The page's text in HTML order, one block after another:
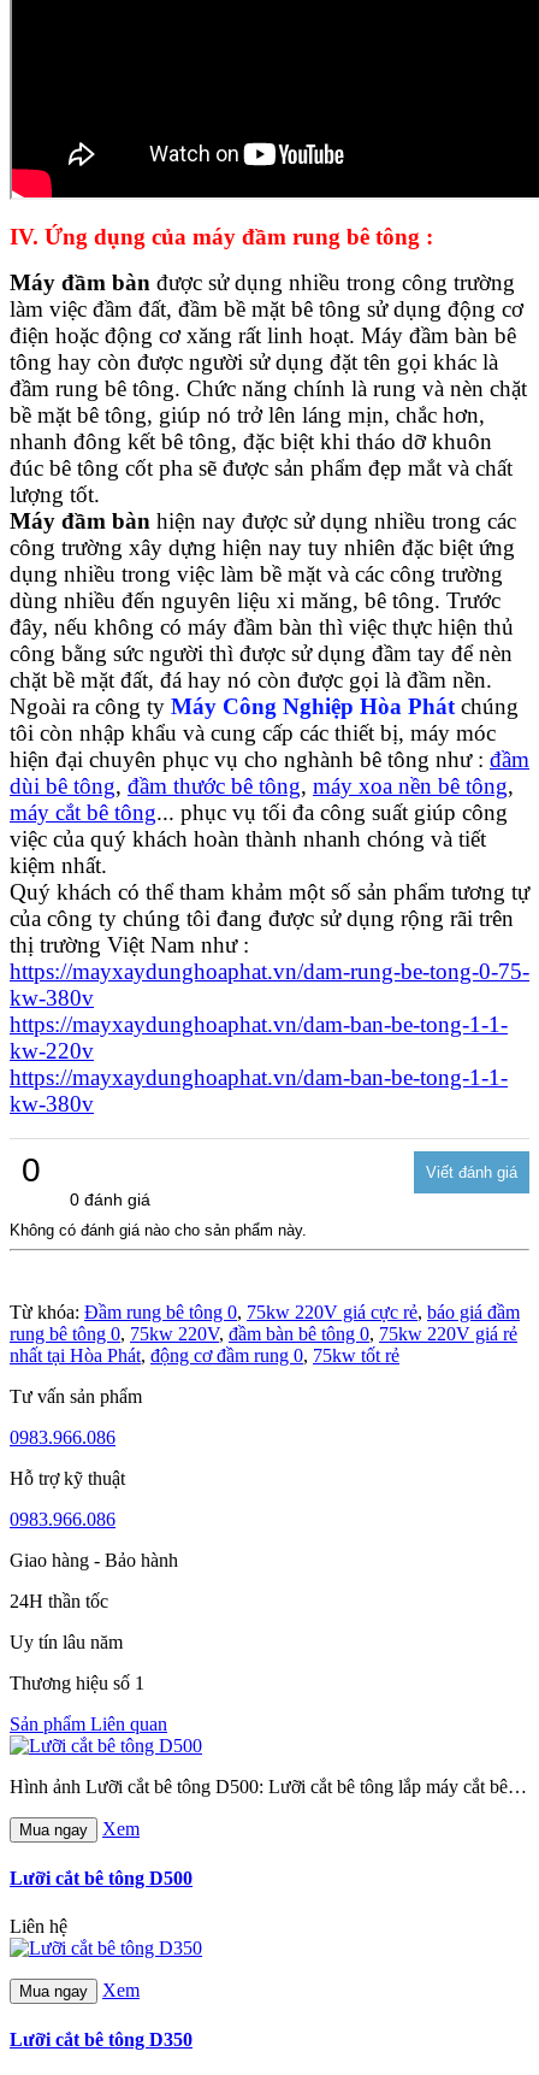
IV. Ứng dụng của máy đầm rung bê tông :
Máy đầm bàn được sử dụng nhiều trong công trường
làm việc đầm đất, đầm bề mặt bê tông sử dụng động cơ
điện hoặc động cơ xăng rất linh hoạt. Máy đầm bàn bê
tông hay còn được người sử dụng đặt tên gọi khác là
đầm rung bê tông. Chức năng chính là rung và nèn chặt
bề mặt bê tông, giúp nó trở lên láng mịn, chắc hơn,
nhanh đông kết bê tông, đặc biệt khi tháo dỡ khuôn
đúc bê tông cốt pha sẽ được sản phẩm đẹp mắt và chất
lượng tốt.
Máy đầm bàn hiện nay được sử dụng nhiều trong các
công trường xây dựng hiện nay tuy nhiên đặc biệt ứng
dụng nhiều trong việc làm bề mặt và các công trường
dùng nhiều đến nguyên liệu xi măng, bê tông. Trước
đây, nếu không có máy đầm bàn thì việc thực hiện thủ
công bằng sức người thì được sử dụng đầm tay để nèn
chặt bề mặt đất, đá hay nó còn được gọi là đầm nền.
Ngoài ra công ty Máy Công Nghiệp Hòa Phát chúng
tôi còn nhập khẩu và cung cấp các thiết bị, máy móc
hiện đại chuyên phục vụ cho nghành bê tông như : đầm
dùi bê tông, đầm thước bê tông, máy xoa nền bê tông,
máy cắt bê tông... phục vụ tối đa công suất giúp công
việc của quý khách hoàn thành nhanh chóng và tiết
kiệm nhất.
Quý khách có thể tham khảm một số sản phẩm tương tự
của công ty chúng tôi đang được sử dụng rộng rãi trên
thị trường Việt Nam như :
https://mayxaydunghoaphat.vn/dam-rung-be-tong-0-75-
kw-380v
https://mayxaydunghoaphat.vn/dam-ban-be-tong-1-1-
kw-220v
https://mayxaydunghoaphat.vn/dam-ban-be-tong-1-1-
kw-380v
0
0 đánh giá
Không có đánh giá nào cho sản phẩm này.
Từ khóa: Đầm rung bê tông 0, 75kw 220V giá cực rẻ, báo giá đầm
rung bê tông 0, 75kw 220V, đầm bàn bê tông 0, 75kw 220V giá rẻ
nhất tại Hòa Phát, động cơ đầm rung 0, 75kw tốt rẻ
Tư vấn sản phẩm
0983.966.086
Hỗ trợ kỹ thuật
0983.966.086
Giao hàng - Bảo hành
24H thần tốc
Uy tín lâu năm
Thương hiệu số 1
Sản phẩm Liên quan
Hình ảnh Lưỡi cắt bê tông D500: Lưỡi cắt bê tông lắp máy cắt bê…
Mua ngay Xem
Lưỡi cắt bê tông D500
Liên hệ
Mua ngay Xem
Lưỡi cắt bê tông D350